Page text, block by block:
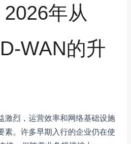
年从
WAN的升
激烈，运营效率和网络基础设施
素。许多早期入行的企业仍在使